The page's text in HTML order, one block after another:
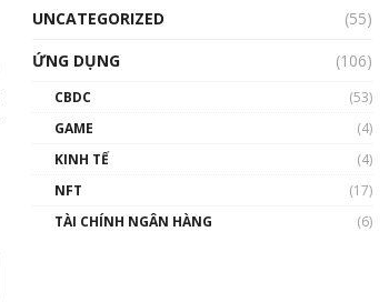
UNCATEGORIZED
(55)
ỨNG DỤNG
(106)
CBDC
(53)
GAME
(4)
KINH TẾ
(4)
NFT
(17)
TÀI CHÍNH NGÂN HÀNG
(6)